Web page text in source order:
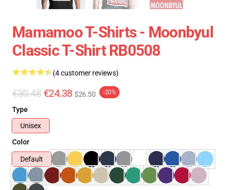
Mamamoo T-Shirts - Moonbyul
Classic T-Shirt RB0508
(4 customer reviews)
€30.48 €24.38 $26.50 -20%
Type
Unisex
Color
Default